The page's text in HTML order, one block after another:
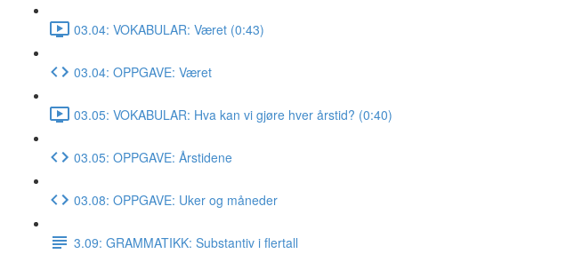
03.04: VOKABULAR: Været (0:43)
03.04: OPPGAVE: Været
03.05: VOKABULAR: Hva kan vi gjøre hver årstid? (0:40)
03.05: OPPGAVE: Årstidene
03.08: OPPGAVE: Uker og måneder
3.09: GRAMMATIKK: Substantiv i flertall